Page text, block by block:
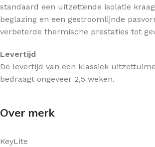
standaard een uitzettende isolatie
beglazing en een gestroomlijnde
verbeterde thermische prestaties tot
Levertijd
De levertijd van een klassiek
bedraagt ongeveer 2,5 weken.
Over merk
KeyLite